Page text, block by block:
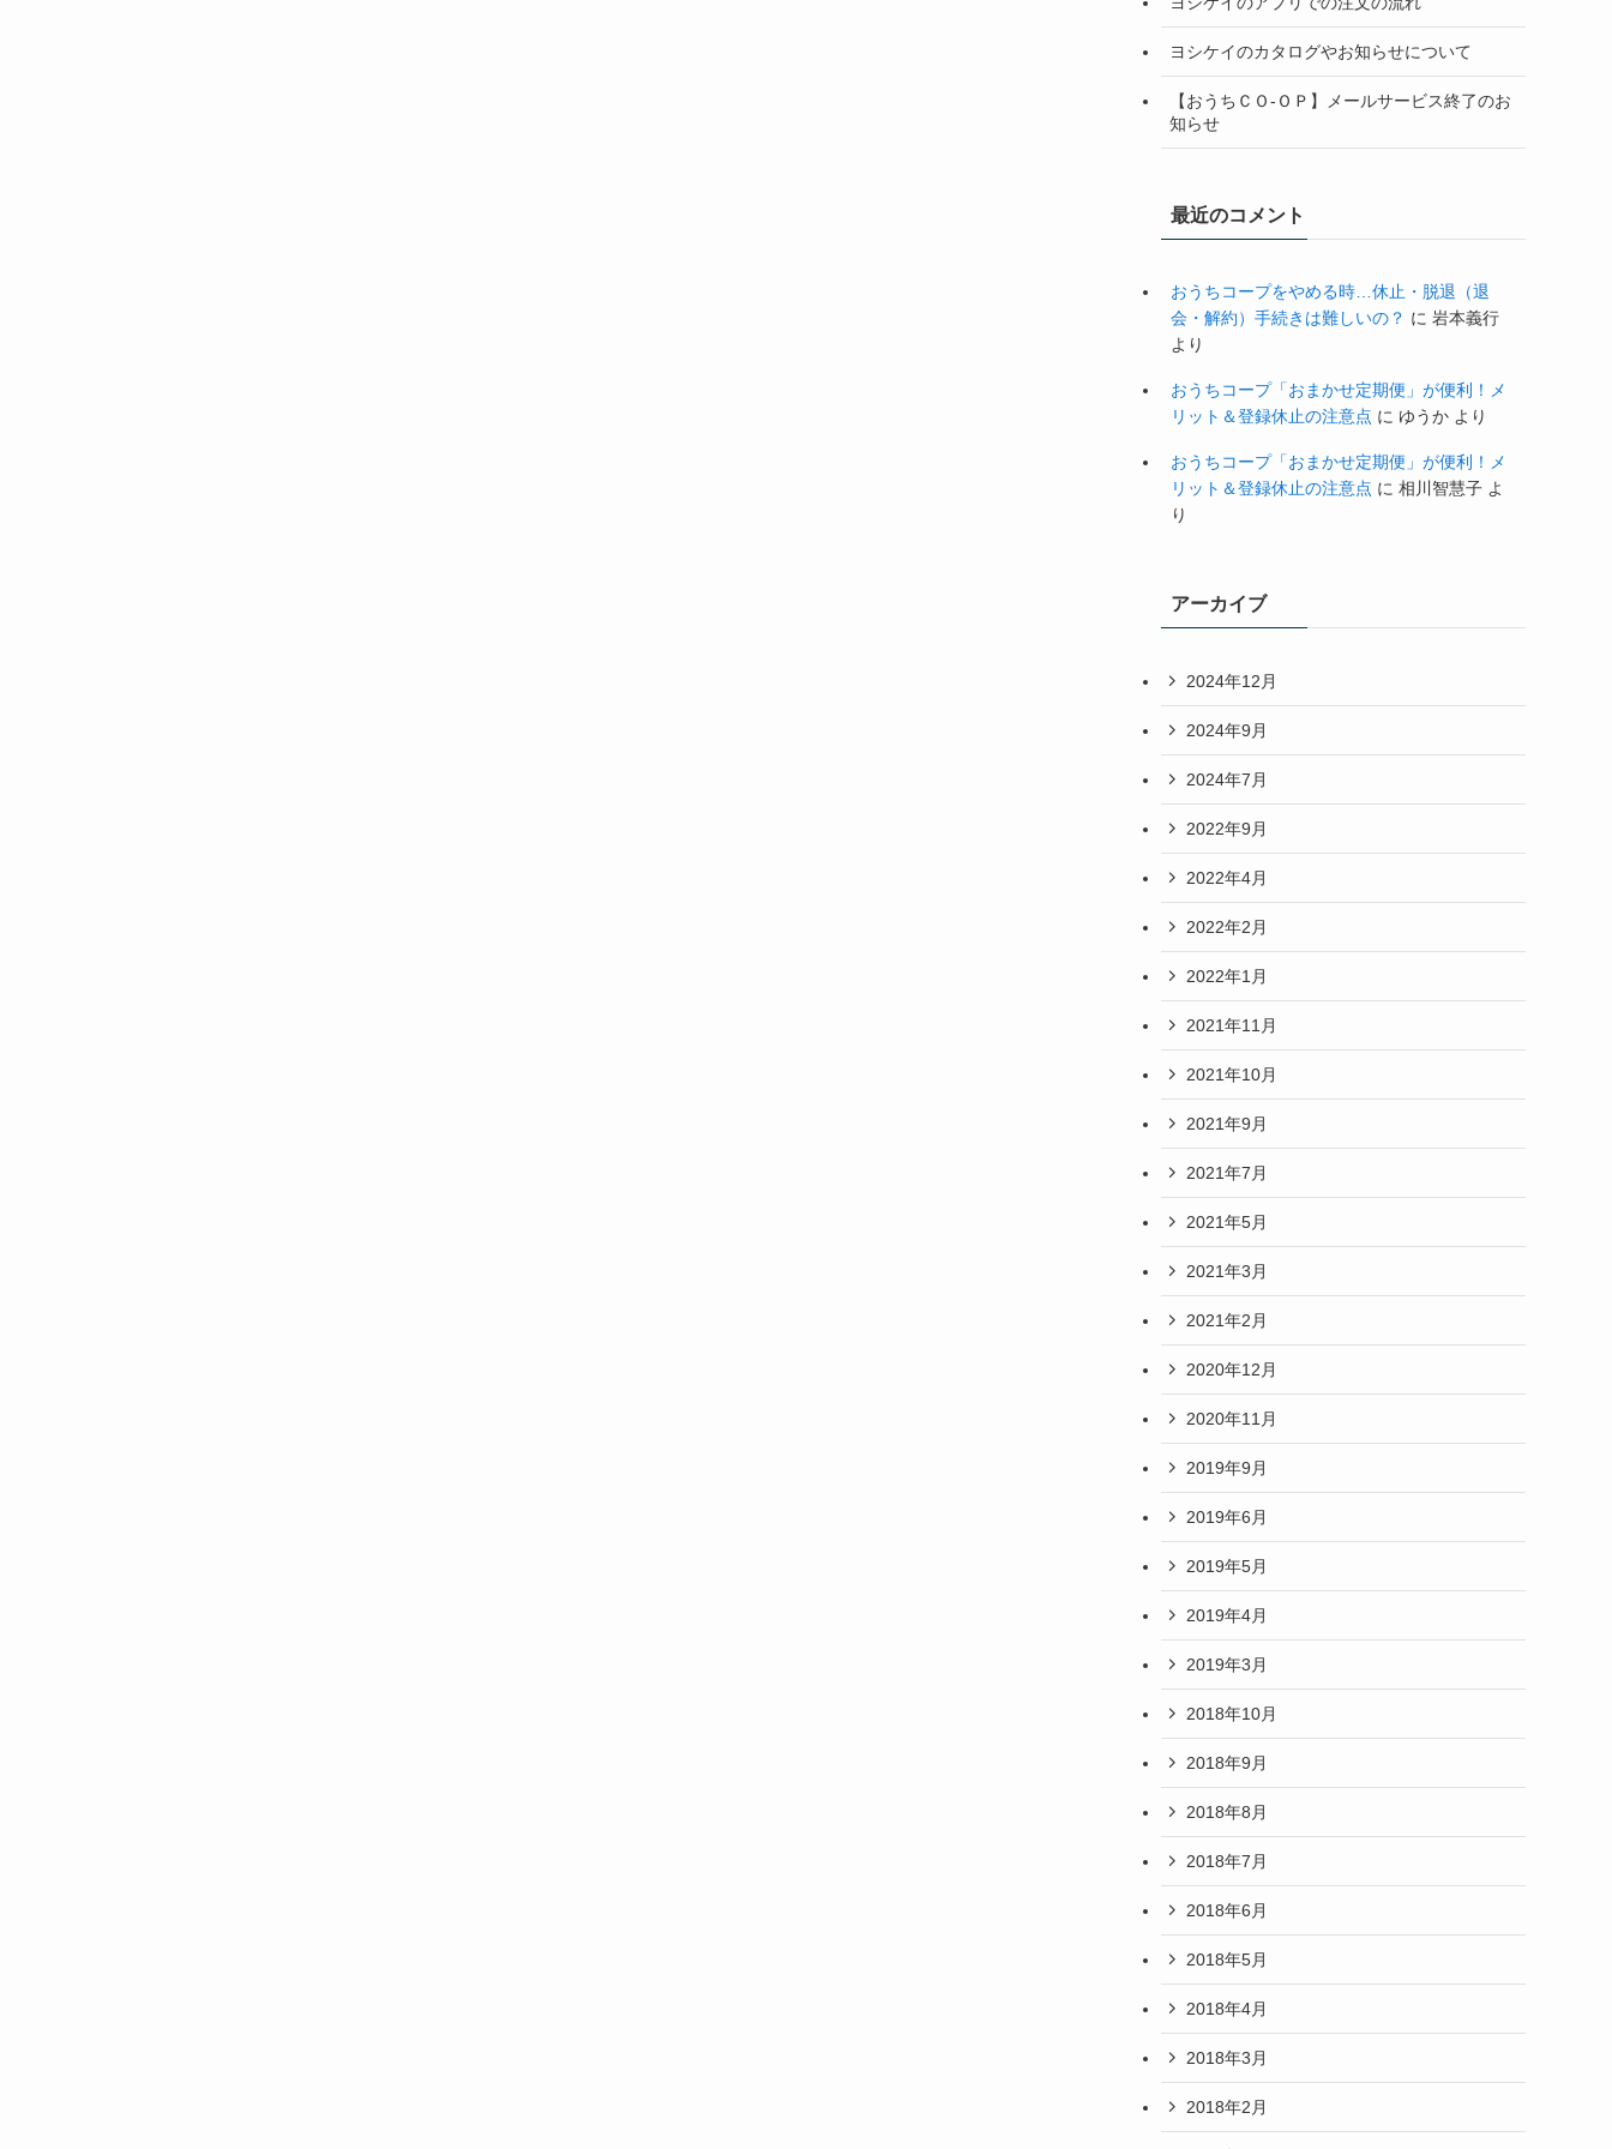
ヨシケイのカタログやお知らせについて
【おうちＣＯ-ＯＰ】メールサービス終了のお
知らせ
最近のコメント
おうちコープをやめる時…休止・脱退（退
会・解約）手続きは難しいの？ に 岩本義行
より
おうちコープ「おまかせ定期便」が便利！メ
リット＆登録休止の注意点 に ゆうか より
おうちコープ「おまかせ定期便」が便利！メ
リット＆登録休止の注意点 に 相川智慧子 よ
り
アーカイブ
2024年12月
2024年9月
2024年7月
2022年9月
2022年4月
2022年2月
2022年1月
2021年11月
2021年10月
2021年9月
2021年7月
2021年5月
2021年3月
2021年2月
2020年12月
2020年11月
2019年9月
2019年6月
2019年5月
2019年4月
2019年3月
2018年10月
2018年9月
2018年8月
2018年7月
2018年6月
2018年5月
2018年4月
2018年3月
2018年2月